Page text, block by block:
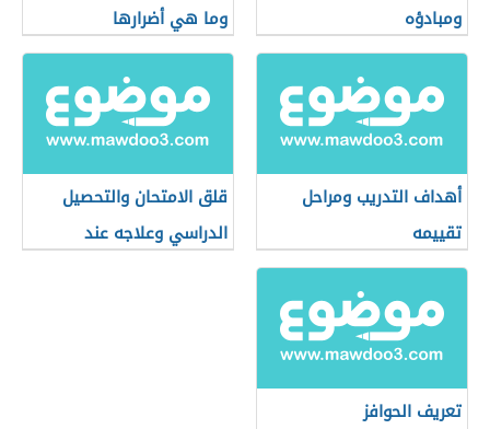
ومبادؤه
وما هي أضرارها
أهداف التدريب ومراحل
تقييمه
قلق الامتحان والتحصيل
الدراسي وعلاجه عند
تعريف الحوافز